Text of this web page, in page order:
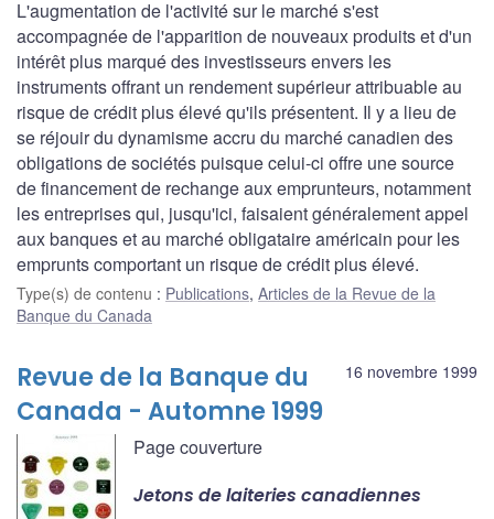
L'augmentation de l'activité sur le marché s'est
accompagnée de l'apparition de nouveaux produits et d'un
intérêt plus marqué des investisseurs envers les
instruments offrant un rendement supérieur attribuable au
risque de crédit plus élevé qu'ils présentent. Il y a lieu de
se réjouir du dynamisme accru du marché canadien des
obligations de sociétés puisque celui-ci offre une source
de financement de rechange aux emprunteurs, notamment
les entreprises qui, jusqu'ici, faisaient généralement appel
aux banques et au marché obligataire américain pour les
emprunts comportant un risque de crédit plus élevé.
Type(s) de contenu : Publications, Articles de la Revue de la
Banque du Canada
16 novembre 1999
Revue de la Banque du
Canada - Automne 1999
Page couverture
Jetons de laiteries canadiennes